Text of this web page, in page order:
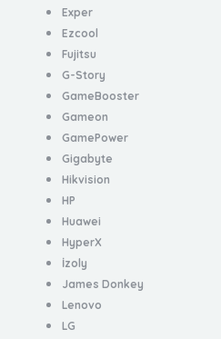
Exper
Ezcool
Fujitsu
G-Story
GameBooster
Gameon
GamePower
Gigabyte
Hikvision
HP
Huawei
HyperX
İzoly
James Donkey
Lenovo
LG